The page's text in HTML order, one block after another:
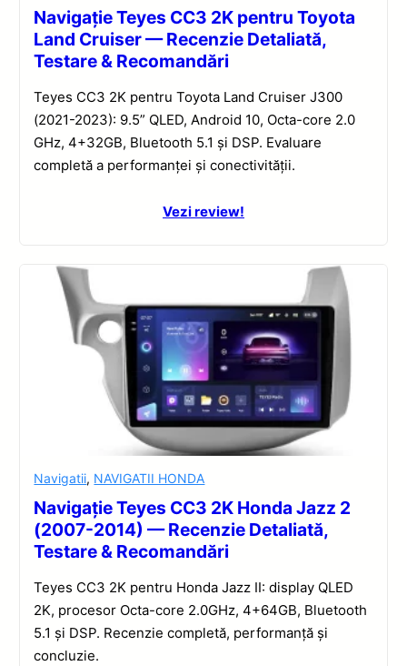
Navigație Teyes CC3 2K pentru Toyota
Land Cruiser — Recenzie Detaliată,
Testare & Recomandări
Teyes CC3 2K pentru Toyota Land Cruiser J300
(2021-2023): 9.5” QLED, Android 10, Octa-core 2.0
GHz, 4+32GB, Bluetooth 5.1 și DSP. Evaluare
completă a performanței și conectivității.
Vezi review!
Navigatii, NAVIGATII HONDA
Navigație Teyes CC3 2K Honda Jazz 2
(2007-2014) — Recenzie Detaliată,
Testare & Recomandări
Teyes CC3 2K pentru Honda Jazz II: display QLED
2K, procesor Octa-core 2.0GHz, 4+64GB, Bluetooth
5.1 și DSP. Recenzie completă, performanță și
concluzie.